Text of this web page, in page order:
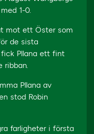
1-0.
mot ett Öster som
de sista
Pllana ett fint
ribban.
Pllana av
stod Robin
farligheter i första